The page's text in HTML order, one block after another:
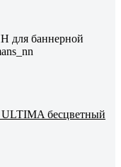
для баннерной